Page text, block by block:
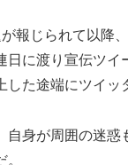
報じられて以降
日に渡り宣伝ツ
た途端にツイッ
身が周囲の迷惑